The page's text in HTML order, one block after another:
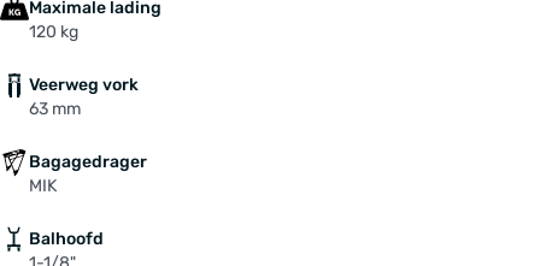
Maximale lading
120 kg
Veerweg vork
63 mm
Bagagedrager
MIK
Balhoofd